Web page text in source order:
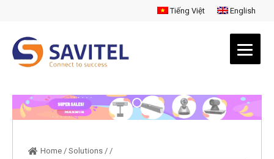
Tiếng Việt English
Home / Solutions / /